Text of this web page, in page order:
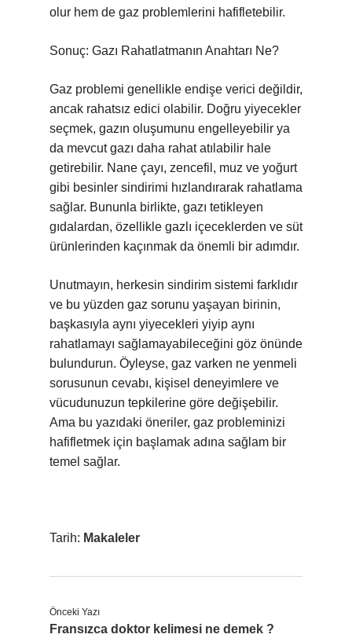
olur hem de gaz problemlerini hafifletebilir.
Sonuç: Gazı Rahatlatmanın Anahtarı Ne?
Gaz problemi genellikle endişe verici değildir,
ancak rahatsız edici olabilir. Doğru yiyecekler
seçmek, gazın oluşumunu engelleyebilir ya
da mevcut gazı daha rahat atılabilir hale
getirebilir. Nane çayı, zencefil, muz ve yoğurt
gibi besinler sindirimi hızlandırarak rahatlama
sağlar. Bununla birlikte, gazı tetikleyen
gıdalardan, özellikle gazlı içeceklerden ve süt
ürünlerinden kaçınmak da önemli bir adımdır.
Unutmayın, herkesin sindirim sistemi farklıdır
ve bu yüzden gaz sorunu yaşayan birinin,
başkasıyla aynı yiyecekleri yiyip aynı
rahatlamayı sağlamayabileceğini göz önünde
bulundurun. Öyleyse, gaz varken ne yenmeli
sorusunun cevabı, kişisel deneyimlere ve
vücudunuzun tepkilerine göre değişebilir.
Ama bu yazıdaki öneriler, gaz probleminizi
hafifletmek için başlamak adına sağlam bir
temel sağlar.
Tarih: Makaleler
Önceki Yazı
Fransızca doktor kelimesi ne demek ?